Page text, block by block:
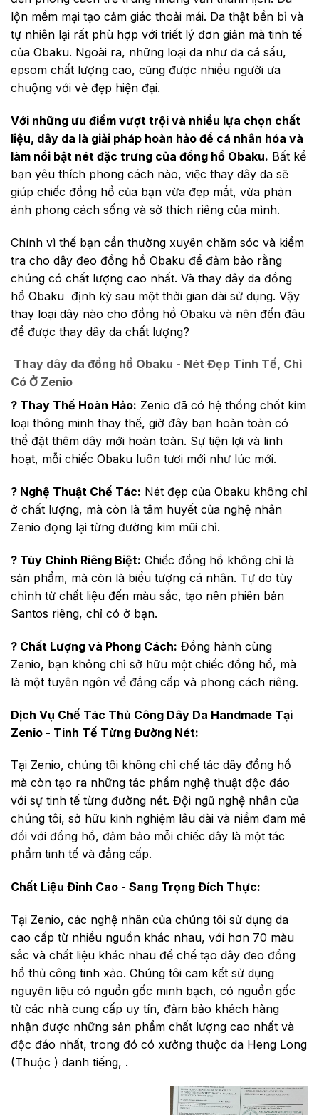
lộn mềm mại tạo cảm giác thoải mái. Da thật bền bỉ và
tự nhiên lại rất phù hợp với triết lý đơn giản mà tinh tế
của Obaku. Ngoài ra, những loại da như da cá sấu,
epsom chất lượng cao, cũng được nhiều người ưa
chuộng với vẻ đẹp hiện đại.
Với những ưu điểm vượt trội và nhiều lựa chọn chất
liệu, dây da là giải pháp hoàn hảo để cá nhân hóa và
làm nổi bật nét đặc trưng của đồng hồ Obaku. Bất kể
bạn yêu thích phong cách nào, việc thay dây da sẽ
giúp chiếc đồng hồ của bạn vừa đẹp mắt, vừa phản
ánh phong cách sống và sở thích riêng của mình.
Chính vì thế bạn cần thường xuyên chăm sóc và kiểm
tra cho dây đeo đồng hồ Obaku để đảm bảo rằng
chúng có chất lượng cao nhất. Và thay dây da đồng
hồ Obaku định kỳ sau một thời gian dài sử dụng. Vậy
thay loại dây nào cho đồng hồ Obaku và nên đến đâu
để được thay dây da chất lượng?
Thay dây da đồng hồ Obaku - Nét Đẹp Tinh Tế, Chỉ
Có Ở Zenio
?️ Thay Thế Hoàn Hảo: Zenio đã có hệ thống chốt kim
loại thông minh thay thế, giờ đây bạn hoàn toàn có
thể đặt thêm dây mới hoàn toàn. Sự tiện lợi và linh
hoạt, mỗi chiếc Obaku luôn tươi mới như lúc mới.
? Nghệ Thuật Chế Tác: Nét đẹp của Obaku không chỉ
ở chất lượng, mà còn là tâm huyết của nghệ nhân
Zenio đọng lại từng đường kim mũi chỉ.
? Tùy Chỉnh Riêng Biệt: Chiếc đồng hồ không chỉ là
sản phẩm, mà còn là biểu tượng cá nhân. Tự do tùy
chỉnh từ chất liệu đến màu sắc, tạo nên phiên bản
Santos riêng, chỉ có ở bạn.
? Chất Lượng và Phong Cách: Đồng hành cùng
Zenio, bạn không chỉ sở hữu một chiếc đồng hồ, mà
là một tuyên ngôn về đẳng cấp và phong cách riêng.
Dịch Vụ Chế Tác Thủ Công Dây Da Handmade Tại
Zenio - Tinh Tế Từng Đường Nét:
Tại Zenio, chúng tôi không chỉ chế tác dây đồng hồ
mà còn tạo ra những tác phẩm nghệ thuật độc đáo
với sự tinh tế từng đường nét. Đội ngũ nghệ nhân của
chúng tôi, sở hữu kinh nghiệm lâu dài và niềm đam mê
đối với đồng hồ, đảm bảo mỗi chiếc dây là một tác
phẩm tinh tế và đẳng cấp.
Chất Liệu Đỉnh Cao - Sang Trọng Đích Thực:
Tại Zenio, các nghệ nhân của chúng tôi sử dụng da
cao cấp từ nhiều nguồn khác nhau, với hơn 70 màu
sắc và chất liệu khác nhau để chế tạo dây đeo đồng
hồ thủ công tinh xảo. Chúng tôi cam kết sử dụng
nguyên liệu có nguồn gốc minh bạch, có nguồn gốc
từ các nhà cung cấp uy tín, đảm bảo khách hàng
nhận được những sản phẩm chất lượng cao nhất và
độc đáo nhất, trong đó có xưởng thuộc da Heng Long
(Thuộc ) danh tiếng, .